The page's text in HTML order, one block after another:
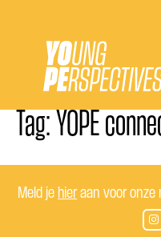
Skip
to Tag: YOPE
Meld je hieraan voor onze